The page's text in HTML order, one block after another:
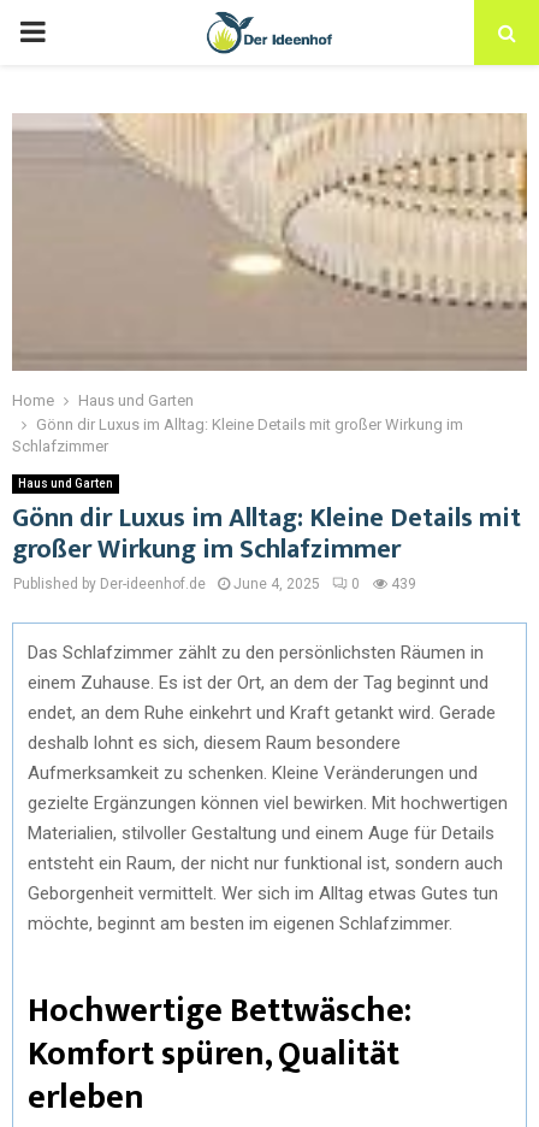
Home
Haus und Garten
Gönn dir Luxus im Alltag: Kleine Details mit großer Wirkung im
Schlafzimmer
Haus und Garten
Gönn dir Luxus im Alltag: Kleine Details mit
großer Wirkung im Schlafzimmer
Published by Der-ideenhof.de June 4, 2025 0 439
Das Schlafzimmer zählt zu den persönlichsten Räumen in
einem Zuhause. Es ist der Ort, an dem der Tag beginnt und
endet, an dem Ruhe einkehrt und Kraft getankt wird. Gerade
deshalb lohnt es sich, diesem Raum besondere
Aufmerksamkeit zu schenken. Kleine Veränderungen und
gezielte Ergänzungen können viel bewirken. Mit hochwertigen
Materialien, stilvoller Gestaltung und einem Auge für Details
entsteht ein Raum, der nicht nur funktional ist, sondern auch
Geborgenheit vermittelt. Wer sich im Alltag etwas Gutes tun
möchte, beginnt am besten im eigenen Schlafzimmer.
Hochwertige Bettwäsche:
Komfort spüren, Qualität
erleben